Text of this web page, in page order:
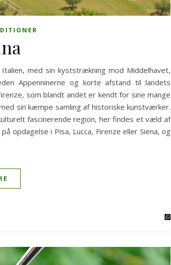
med sin kyststrækning mod Middelhavet,
Appenninerne og korte afstand til landets
som blandt andet er kendt for sine mange
sin kæmpe samling af historiske kunstværker.
fascinerende region, her findes et væld af
opdagelse i Pisa, Lucca, Firenze eller Siena, og